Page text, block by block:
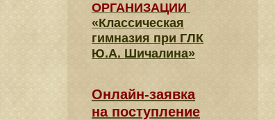
ОРГАНИЗАЦИИ
«Классическая
гимназия при ГЛК
Ю.А. Шичалина»
Онлайн-заявка
на поступление